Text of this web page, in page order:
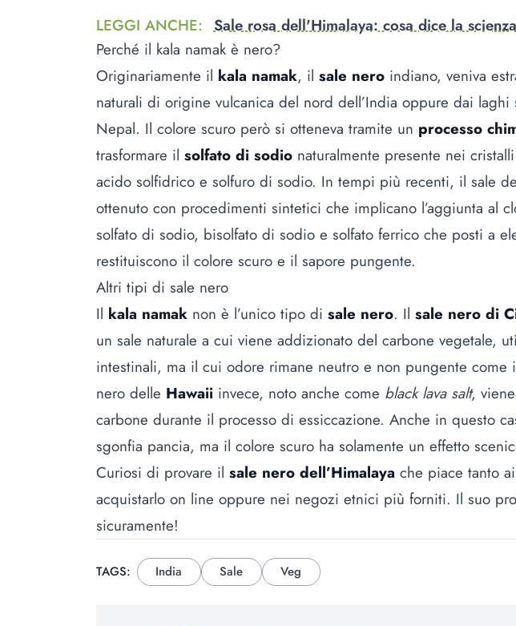
LEGGI ANCHE: Sale rosa dell'Himalaya: cosa dice la
Perché il kala namak è nero?
Originariamente il kala namak, il sale nero indiano, veniva
naturali di origine vulcanica del nord dell’India oppure dai
Nepal. Il colore scuro però si otteneva tramite un processo
trasformare il solfato di sodio naturalmente presente nei
acido solfidrico e solfuro di sodio. In tempi più recenti, il sale
ottenuto con procedimenti sintetici che implicano l’aggiunta al
solfato di sodio, bisolfato di sodio e solfato ferrico che posti a
restituiscono il colore scuro e il sapore pungente.
Altri tipi di sale nero
Il kala namak non è l’unico tipo di sale nero. Il sale nero di
un sale naturale a cui viene addizionato del carbone vegetale,
intestinali, ma il cui odore rimane neutro e non pungente come
nero delle Hawaii invece, noto anche come black lava salt,
carbone durante il processo di essiccazione. Anche in questo
sgonfia pancia, ma il colore scuro ha solamente un effetto
Curiosi di provare il sale nero dell’Himalaya che piace tanto
acquistarlo on line oppure nei negozi etnici più forniti. Il suo
sicuramente!
TAGS: India Sale Veg